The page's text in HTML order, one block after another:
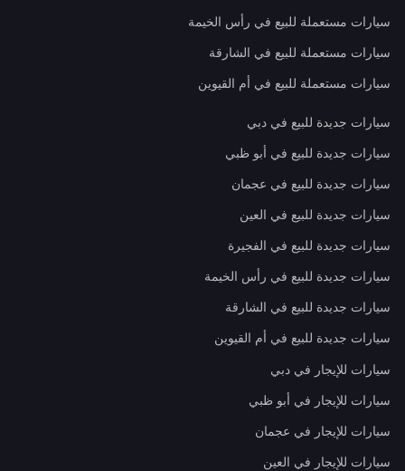
سيارات مستعملة للبيع في رأس الخيمة
سيارات مستعملة للبيع في الشارقة
سيارات مستعملة للبيع في أم القيوين
سيارات جديدة للبيع في دبي
سيارات جديدة للبيع في أبو ظبي
سيارات جديدة للبيع في عجمان
سيارات جديدة للبيع في العين
سيارات جديدة للبيع في الفجيرة
سيارات جديدة للبيع في رأس الخيمة
سيارات جديدة للبيع في الشارقة
سيارات جديدة للبيع في أم القيوين
سيارات للإيجار في دبي
سيارات للإيجار في أبو ظبي
سيارات للإيجار في عجمان
سيارات للإيجار في العين